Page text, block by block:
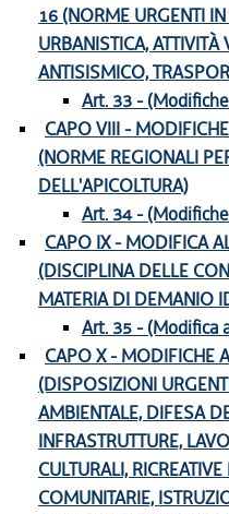
16 (NORME URGENTI
URBANISTICA,
ANTISISMICO,
Art. 33 -
CAPO VIII -
(NORME REGIONALI
DELL'APICOLTURA)
Art. 34 -
CAPO IX - MODIFICA
(DISCIPLINA DELLE
MATERIA DI DEMANIO
Art. 35 - (Modifica
CAPO X - MODIFICHE
(DISPOSIZIONI
AMBIENTALE, DIFESA
INFRASTRUTTURE,
CULTURALI,
COMUNITARIE,